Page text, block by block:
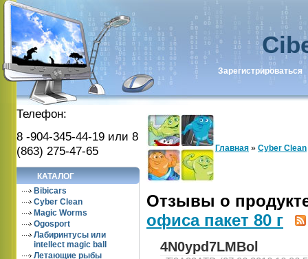
Зарегистрироваться
Телефон:
8 -904-345-44-19 или 8
(863) 275-47-65
КАТАЛОГ
Bibicars
Cyber Clean
Magic Worms
Ogosport
Лабиринтусы или
intellect magic ball
Летающие рыбы
Главная » Cyber Clean
Отзывы о
офиса пакет 80 г
4N0ypd7LMBol